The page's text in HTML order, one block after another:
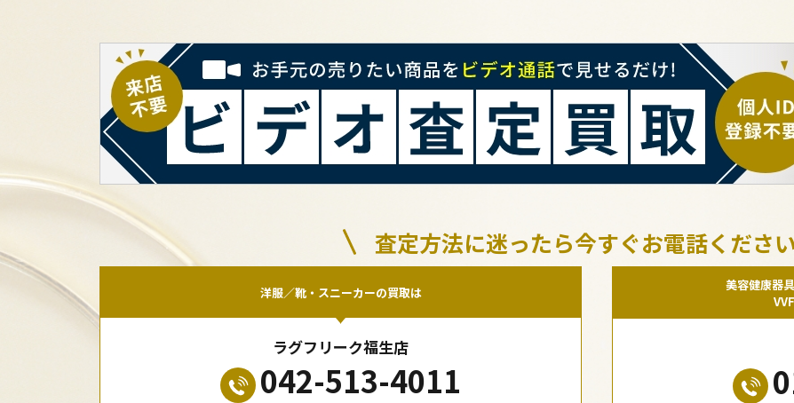
査定方法に迷ったら今すぐお電話くださ
洋服／靴・スニーカーの買取は
ラグフリーク福生店
042-513-4011
美容健康器